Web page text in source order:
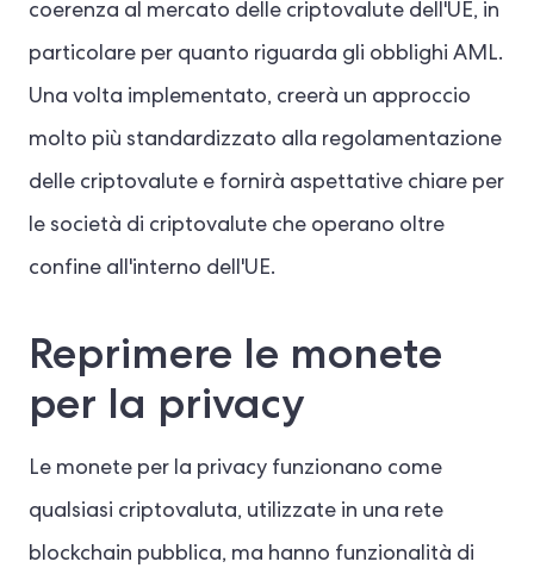
coerenza al mercato delle criptovalute dell'UE, in
particolare per quanto riguarda gli obblighi AML.
Una volta implementato, creerà un approccio
molto più standardizzato alla regolamentazione
delle criptovalute e fornirà aspettative chiare per
le società di criptovalute che operano oltre
confine all'interno dell'UE.
Reprimere le monete
per la privacy
Le monete per la privacy funzionano come
qualsiasi criptovaluta, utilizzate in una rete
blockchain pubblica, ma hanno funzionalità di